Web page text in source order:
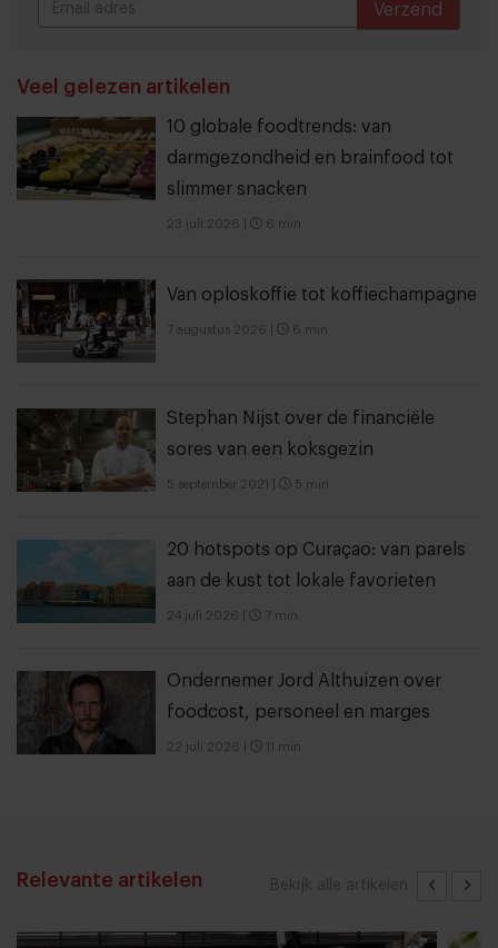
Verzend
Veel gelezen artikelen
10 globale foodtrends: van
darmgezondheid en brainfood tot
slimmer snacken
23 juli 2026 6 min
Van oploskoffie tot koffiechampagne
7 augustus 2026 6 min
Stephan Nijst over de financiële
sores van een koksgezin
5 september 2021 5 min
20 hotspots op Curaçao: van parels
aan de kust tot lokale favorieten
24 juli 2026 7 min
Ondernemer Jord Althuizen over
foodcost, personeel en marges
22 juli 2026 11 min
Bekijk alle artikelen
Relevante artikelen